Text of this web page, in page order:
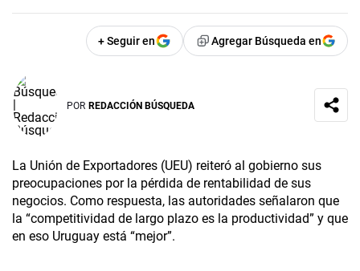
+ Seguir en Agregar Búsqueda en
POR REDACCIÓN BÚSQUEDA
La Unión de Exportadores (UEU) reiteró al gobierno sus
preocupaciones por la pérdida de rentabilidad de sus
negocios. Como respuesta, las autoridades señalaron que
la “competitividad de largo plazo es la productividad” y que
en eso Uruguay está “mejor”.